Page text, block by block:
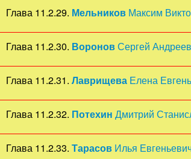
Глава 11.2.29. Мельников Максим
Глава 11.2.30. ВороновСергей
Глава 11.2.31. Лаврищева Елена
Глава 11.2.32. Потехин Дмитрий
Глава 11.2.33. Тарасов Илья